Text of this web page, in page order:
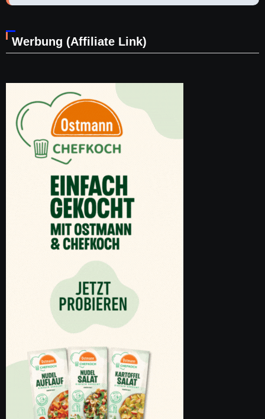
Werbung (Affiliate Link)